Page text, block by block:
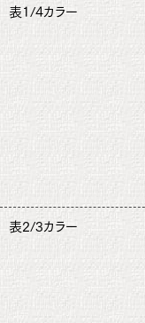
表1/4カラー
表2/3カラー